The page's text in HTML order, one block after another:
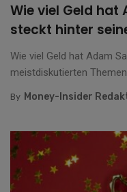
Wie viel Geld hat
steckt hinter
Wie viel Geld hat Adam
meistdiskutierten Themen
By Money-Insider